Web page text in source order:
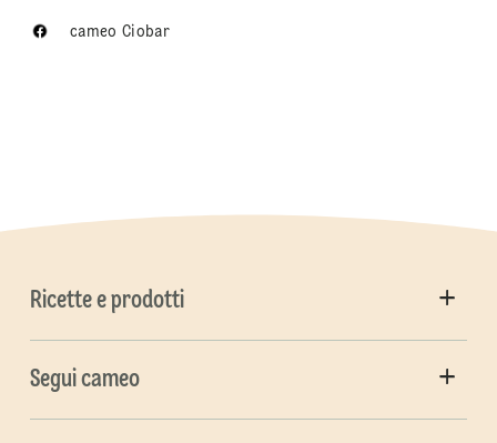
cameo Ciobar
Ricette e prodotti
Segui cameo